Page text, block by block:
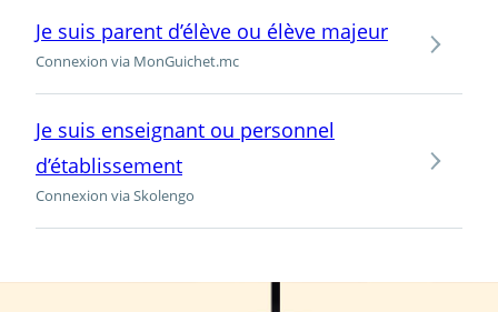
Je suis parent d’élève ou élève majeur
Connexion via MonGuichet.mc
Je suis enseignant ou personnel
d’établissement
Connexion via Skolengo